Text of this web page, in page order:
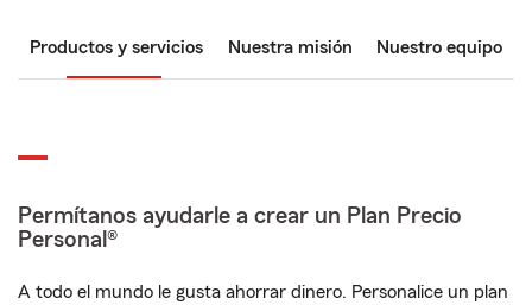
Productos y servicios Nuestra misión Nuestro equipo
Permítanos ayudarle a crear un Plan Precio
Personal®
A todo el mundo le gusta ahorrar dinero. Personalice un plan